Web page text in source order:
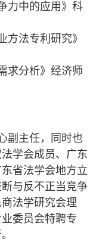
力中的应用》科
方法专利研究》
求分析》经济师
副主任，同时也
学会成员、广东
省法学会地方立
与反不正当竞争
法学研究会理
委员会特聘专